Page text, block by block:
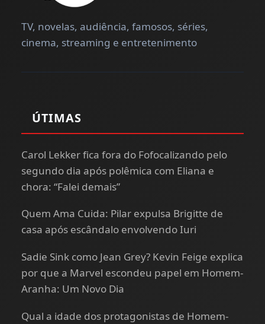
TV, novelas, audiência, famosos, séries,
cinema, streaming e entretenimento
ÚTIMAS
Carol Lekker fica fora do Fofocalizando pelo
segundo dia após polêmica com Eliana e
chora: “Falei demais”
Quem Ama Cuida: Pilar expulsa Brigitte de
casa após escândalo envolvendo Iuri
Sadie Sink como Jean Grey? Kevin Feige explica
por que a Marvel escondeu papel em Homem-
Aranha: Um Novo Dia
Qual a idade dos protagonistas de Homem-